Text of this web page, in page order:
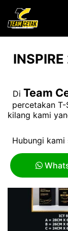
Di Team
percetakan
kilang kami
Hubungi